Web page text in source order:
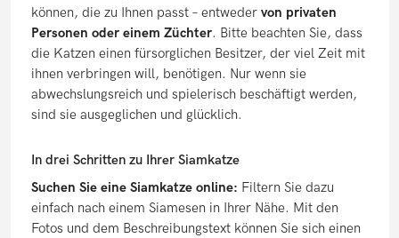
können, die zu Ihnen passt – entweder von privaten
Personen oder einem Züchter. Bitte beachten Sie, dass
die Katzen einen fürsorglichen Besitzer, der viel Zeit mit
ihnen verbringen will, benötigen. Nur wenn sie
abwechslungsreich und spielerisch beschäftigt werden,
sind sie ausgeglichen und glücklich.
In drei Schritten zu Ihrer Siamkatze
Suchen Sie eine Siamkatze online: Filtern Sie dazu
einfach nach einem Siamesen in Ihrer Nähe. Mit den
Fotos und dem Beschreibungstext können Sie sich einen